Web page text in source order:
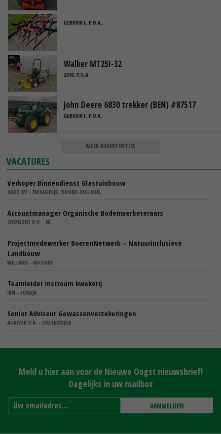
GEBRUIKT, P.O.A.
Walker MT25I-32
2018, P.O.A.
John Deere 6830 trekker (BEN) #87517
GEBRUIKT, P.O.A.
MEER ADVERTENTIES
VACATURES
Verkoper Binnendienst Glastuinbouw
KARO BV - ZWAAGDIJK, NOORD-HOLLAND,
Accountmanager Organische Bodemverbeteraars
COMGOED B.V. - NL
Projectmedewerker BoerenNetwerk – Natuurinclusieve
Landbouw
WIJ.LAND - ABCOUDE
Teamleider instroom kwekerij
IBN - SCHAIJK
Senior Adviseur Gewassenverzekeringen
AGRIVER U.A. - ZOETERMEER
Meld u hier aan voor de Nieuwe Oogst nieuwsbrief!
Dagelijks in uw mailbox
AANMELDEN